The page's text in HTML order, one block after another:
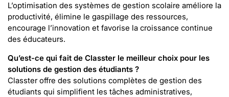
L’optimisation des systèmes de gestion scolaire améliore la
productivité, élimine le gaspillage des ressources,
encourage l’innovation et favorise la croissance continue
des éducateurs.
Qu’est-ce qui fait de Classter le meilleur choix pour les
solutions de gestion des étudiants ?
Classter offre des solutions complètes de gestion des
étudiants qui simplifient les tâches administratives,